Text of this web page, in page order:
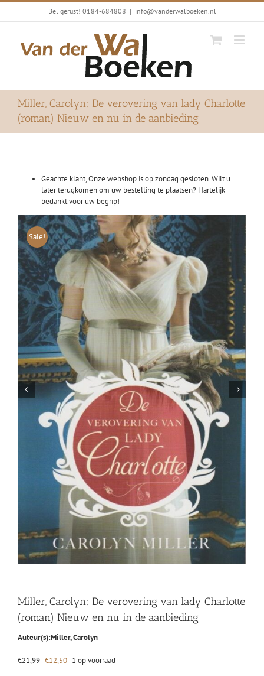
Ga
Bel gerust! 0184-684808 | info@vanderwalboeken.nl
Miller, Carolyn: De verovering van lady Charlotte
(roman) Nieuw en nu in de aanbieding
Geachte klant, Onze webshop is op zondag gesloten. Wilt u
later terugkomen om uw bestelling te plaatsen? Hartelijk
bedankt voor uw begrip!
Sale!
Miller, Carolyn: De verovering van lady Charlotte
(roman) Nieuw en nu in de aanbieding
Auteur(s):Miller, Carolyn
€21,99 Oorspronkelijke
€12,50Huidige
1 op voorraad